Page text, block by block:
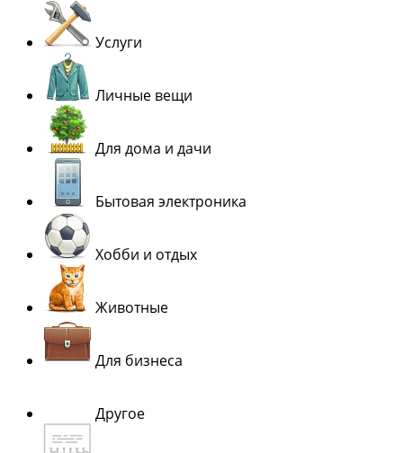
Услуги
Личные вещи
Для дома и дачи
Бытовая электроника
Хобби и отдых
Животные
Для бизнеса
Другое